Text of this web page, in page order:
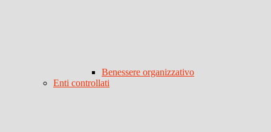
Benessere organizzativo
Enti controllati